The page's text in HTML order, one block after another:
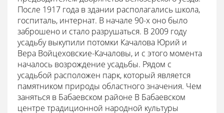
После 1917 года в здании располагались школа,
госпиталь, интернат. В начале 90-х оно было
заброшено и стало разрушаться. В 2009 году
усадьбу выкупили потомки Качалова Юрий и
Вера Войцеховские-Качаловы, и с этого момента
началось возрождение усадьбы. Рядом с
усадьбой расположен парк, который является
памятником природы областного значения. Чем
заняться в Бабаевском районе В Бабаевском
центре традиционной народной культуры